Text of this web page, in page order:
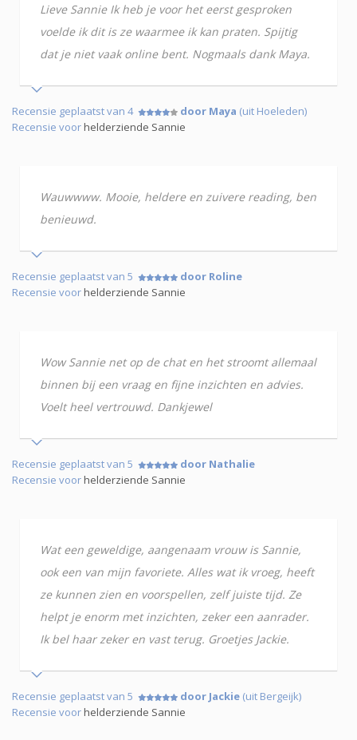
Lieve Sannie Ik heb je voor het eerst gesproken
voelde ik dit is ze waarmee ik kan praten. Spijtig
dat je niet vaak online bent. Nogmaals dank Maya.
Recensie geplaatst van 4 door Maya (uit Hoeleden)
Recensie voorhelderziende Sannie
Wauwwww. Mooie, heldere en zuivere reading, ben
benieuwd.
Recensie geplaatst van 5
door Roline
Recensie voorhelderziende Sannie
Wow Sannie net op de chat en het stroomt allemaal
binnen bij een vraag en fijne inzichten en advies.
Voelt heel vertrouwd. Dankjewel
Recensie geplaatst van 5
door Nathalie
Recensie voorhelderziende Sannie
Wat een geweldige, aangenaam vrouw is Sannie,
ook een van mijn favoriete. Alles wat ik vroeg, heeft
ze kunnen zien en voorspellen, zelf juiste tijd. Ze
helpt je enorm met inzichten, zeker een aanrader.
Ik bel haar zeker en vast terug. Groetjes Jackie.
Recensie geplaatst van 5 door Jackie (uit Bergeijk)
Recensie voorhelderziende Sannie